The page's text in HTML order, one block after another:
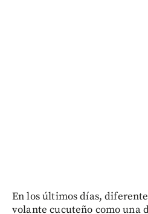
En los últimos días,
volante cucuteño como una